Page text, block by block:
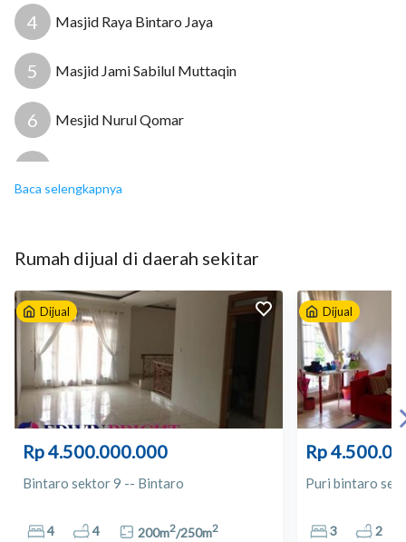
4 Masjid Raya Bintaro Jaya
5 Masjid Jami Sabilul Muttaqin
6 Mesjid Nurul Qomar
7
9 Puskesmas Jombang
10 Carrefour
11 Giant CBD Bintaro
12 Lotte Mart Bintaro
13 Century Pharma
Baca selengkapnya
Rumah dijual di daerah sekitar
Dijual
Rp 4.500.000.000
Bintaro sektor 9 -- Bintaro
4 4 200m2/250m2
Dijual
Rp
Puri bintaro
3 2